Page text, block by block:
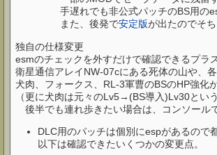
手遅れでも非公式パッチのBS用の
また、後発で安定版が出たのでそち
独自の仕様変更
esmのチェックを外すだけで確認できるプラ
衛星通信アレイNW-07cにある死体の山や、
犬肉、フォークス、RL-3軍曹のBSのHP強化
（更に犬肉は元々のLv5→(BS導入)Lv30とい
後半でも連れ歩きたい場合は、コンソール
DLC用のパッチは個別にespがあるので
以下は確認できたいくつかの変更点。